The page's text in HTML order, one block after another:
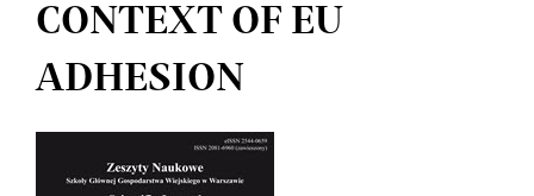
CONTEXT OF EU
ADHESION
Article